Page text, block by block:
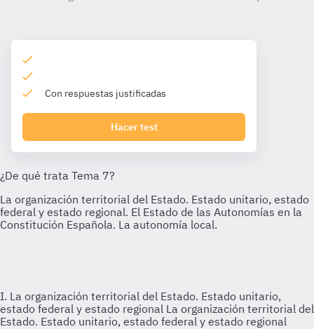
Con respuestas justificadas
Hacer test
I. La organización territorial del Estado. Estado unitario,
estado federal y estado regional La organización territorial del
Estado. Estado unitario, estado federal y estado regional